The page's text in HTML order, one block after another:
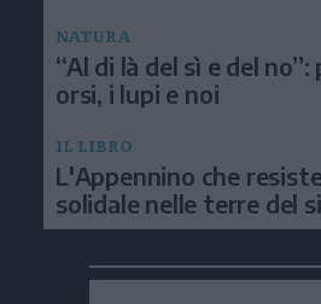
NATURA
“Al di là del sì e del
orsi, i lupi e noi
IL LIBRO
L'Appennino che
solidale nelle terre del